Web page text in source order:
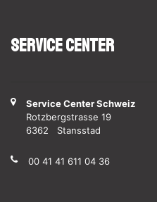
Service Center
Service Center Schweiz
Rotzbergstrasse 19
6362 Stansstad
00 41 41 611 04 36